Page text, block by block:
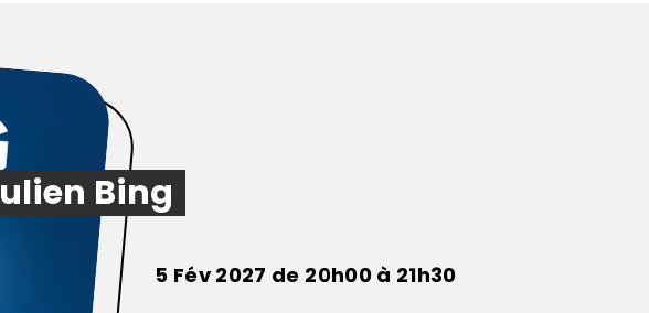
Bing
5 Fév 2027 de 20h00 à 21h30